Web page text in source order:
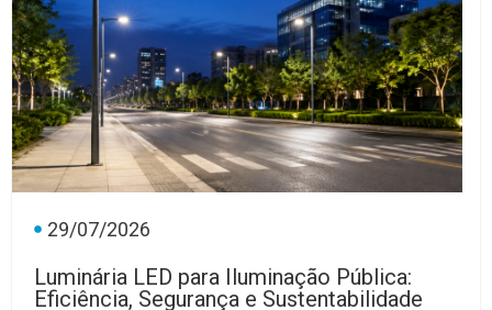
29/07/2026
Luminária LED para Iluminação Pública:
Eficiência, Segurança e Sustentabilidade